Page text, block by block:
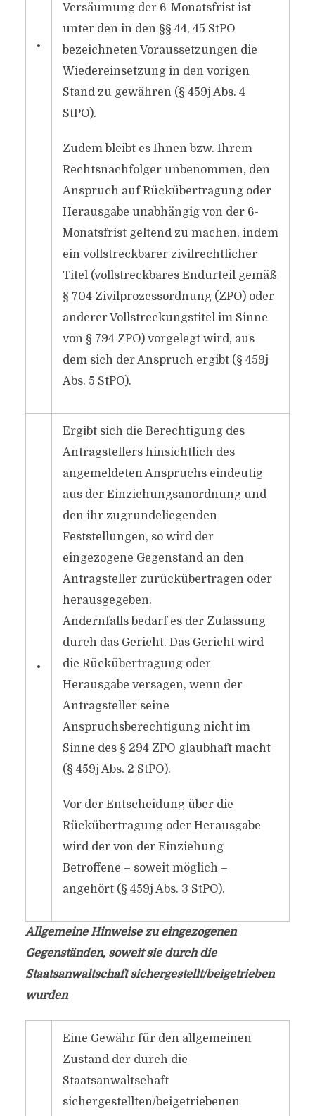
•
Versäumung der 6-Monatsfrist ist
unter den in den §§ 44, 45 StPO
bezeichneten Voraussetzungen die
Wiedereinsetzung in den vorigen
Stand zu gewähren (§ 459j Abs. 4
StPO).
Zudem bleibt es Ihnen bzw. Ihrem
Rechtsnachfolger unbenommen, den
Anspruch auf Rückübertragung oder
Herausgabe unabhängig von der 6-
Monatsfrist geltend zu machen, indem
ein vollstreckbarer zivilrechtlicher
Titel (vollstreckbares Endurteil gemäß
§ 704 Zivilprozessordnung (ZPO) oder
anderer Vollstreckungstitel im Sinne
von § 794 ZPO) vorgelegt wird, aus
dem sich der Anspruch ergibt (§ 459j
Abs. 5 StPO).
•
Ergibt sich die Berechtigung des
Antragstellers hinsichtlich des
angemeldeten Anspruchs eindeutig
aus der Einziehungsanordnung und
den ihr zugrundeliegenden
Feststellungen, so wird der
eingezogene Gegenstand an den
Antragsteller zurückübertragen oder
herausgegeben.
Andernfalls bedarf es der Zulassung
durch das Gericht. Das Gericht wird
die Rückübertragung oder
Herausgabe versagen, wenn der
Antragsteller seine
Anspruchsberechtigung nicht im
Sinne des § 294 ZPO glaubhaft macht
(§ 459j Abs. 2 StPO).
Vor der Entscheidung über die
Rückübertragung oder Herausgabe
wird der von der Einziehung
Betroffene – soweit möglich –
angehört (§ 459j Abs. 3 StPO).
Allgemeine Hinweise zu eingezogenen
Gegenständen, soweit sie durch die
Staatsanwaltschaft sichergestellt/beigetrieben
wurden
Eine Gewähr für den allgemeinen
Zustand der durch die
Staatsanwaltschaft
sichergestellten/beigetriebenen